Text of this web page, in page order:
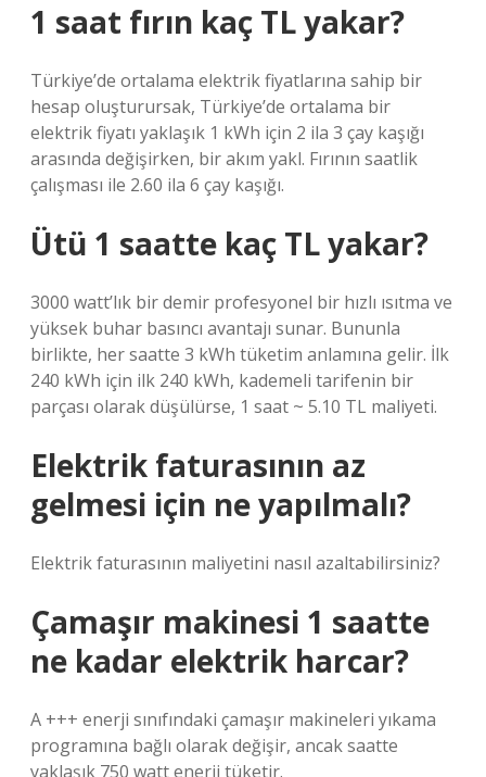
1 saat fırın kaç TL yakar?
Türkiye’de ortalama elektrik fiyatlarına sahip bir
hesap oluşturursak, Türkiye’de ortalama bir
elektrik fiyatı yaklaşık 1 kWh için 2 ila 3 çay kaşığı
arasında değişirken, bir akım yakl. Fırının saatlik
çalışması ile 2.60 ila 6 çay kaşığı.
Ütü 1 saatte kaç TL yakar?
3000 watt’lık bir demir profesyonel bir hızlı ısıtma ve
yüksek buhar basıncı avantajı sunar. Bununla
birlikte, her saatte 3 kWh tüketim anlamına gelir. İlk
240 kWh için ilk 240 kWh, kademeli tarifenin bir
parçası olarak düşülürse, 1 saat ~ 5.10 TL maliyeti.
Elektrik faturasının az
gelmesi için ne yapılmalı?
Elektrik faturasının maliyetini nasıl azaltabilirsiniz?
Çamaşır makinesi 1 saatte
ne kadar elektrik harcar?
A +++ enerji sınıfındaki çamaşır makineleri yıkama
programına bağlı olarak değişir, ancak saatte
yaklaşık 750 watt enerji tüketir.